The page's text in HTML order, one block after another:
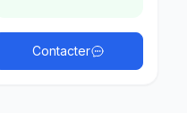
Contacter